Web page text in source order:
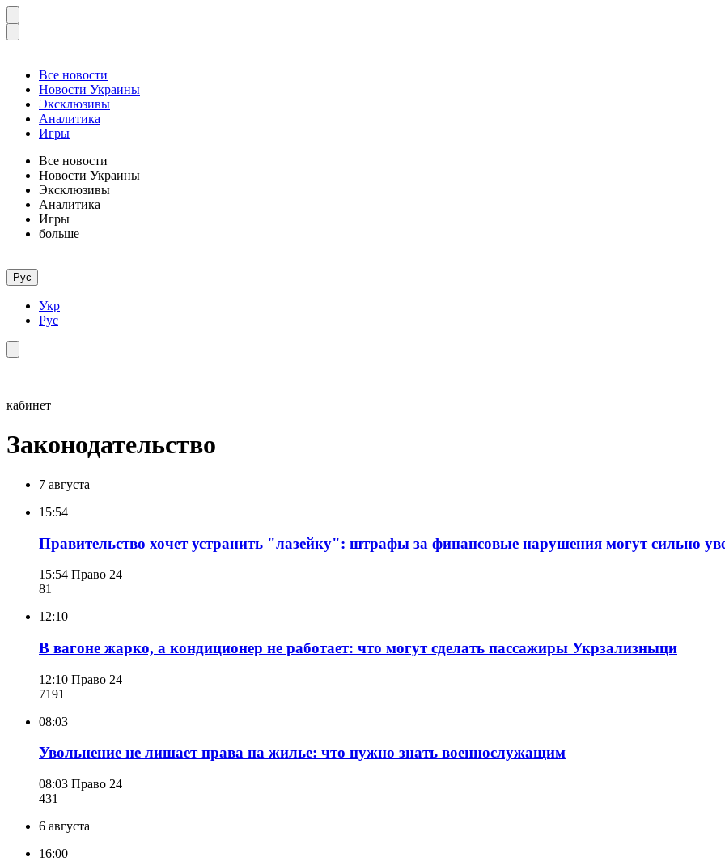
Все новости
Новости Украины
Эксклюзивы
Аналитика
Игры
Все новости
Новости Украины
Эксклюзивы
Аналитика
Игры
больше
Рус
Укр
Рус
кабинет
Законодательство
7 августа
15:54
Правительство хочет устранить "лазейку": штрафы за финансовые нарушения могут сильно
15:54 Право 24
81
12:10
В вагоне жарко, а кондиционер не работает: что могут сделать пассажиры Укрзализныци
12:10 Право 24
7191
08:03
Увольнение не лишает права на жилье: что нужно знать военнослужащим
08:03 Право 24
431
6 августа
16:00